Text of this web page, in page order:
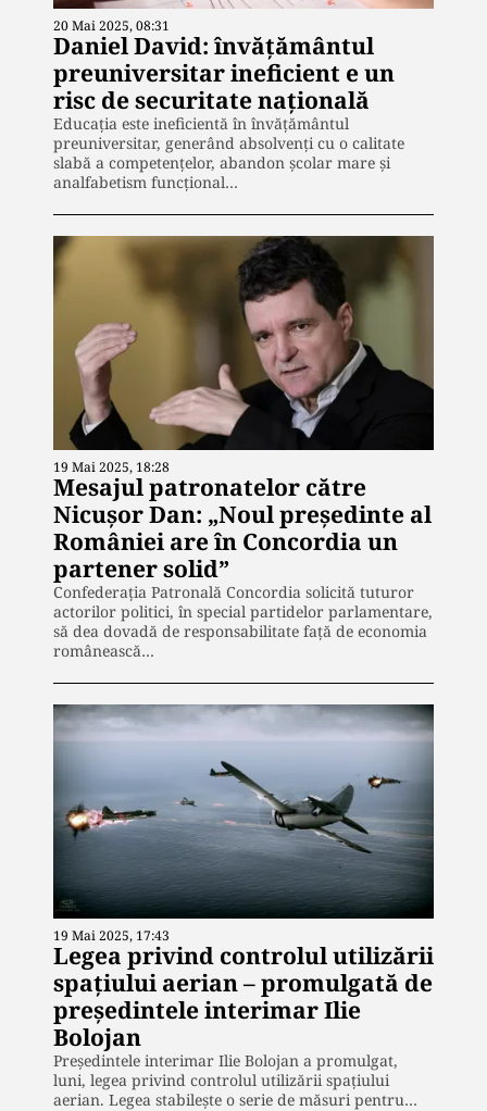
20 Mai 2025, 08:31
Daniel David: învățământul
preuniversitar ineficient e un
risc de securitate națională
Educația este ineficientă în învățământul
preuniversitar, generând absolvenți cu o calitate
slabă a competențelor, abandon școlar mare și
analfabetism funcțional…
19 Mai 2025, 18:28
Mesajul patronatelor către
Nicușor Dan: „Noul preşedinte al
României are în Concordia un
partener solid”
Confederaţia Patronală Concordia solicită tuturor
actorilor politici, în special partidelor parlamentare,
să dea dovadă de responsabilitate faţă de economia
românească…
19 Mai 2025, 17:43
Legea privind controlul utilizării
spațiului aerian – promulgată de
președintele interimar Ilie
Bolojan
Președintele interimar Ilie Bolojan a promulgat,
luni, legea privind controlul utilizării spațiului
aerian. Legea stabilește o serie de măsuri pentru…